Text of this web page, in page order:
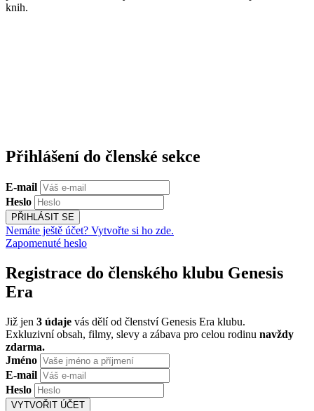
knih.
Přihlášení do členské sekce
E-mail
Heslo
PŘIHLÁSIT SE
Nemáte ještě účet? Vytvořte si ho zde.
Zapomenuté heslo
Registrace do členského klubu Genesis
Era
Již jen 3 údaje vás dělí od členství Genesis Era klubu.
Exkluzivní obsah, filmy, slevy a zábava pro celou rodinu navždy
zdarma.
Jméno
E-mail
Heslo
VYTVOŘIT ÚČET